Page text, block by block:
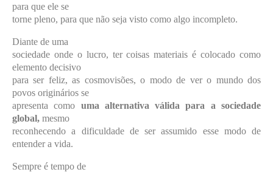
para que ele se
torne pleno, para que não seja visto como algo incompleto.
Diante de uma
sociedade onde o lucro, ter coisas materiais é colocado como
elemento decisivo
para ser feliz, as cosmovisões, o modo de ver o mundo dos
povos originários se
apresenta como uma alternativa válida para a sociedade
global, mesmo
reconhecendo a dificuldade de ser assumido esse modo de
entender a vida.
Sempre é tempo de